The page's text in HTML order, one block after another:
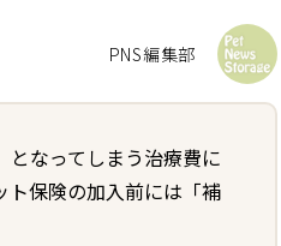
PNS編集部
なってしまう治療費に
ト保険の加入前には「補